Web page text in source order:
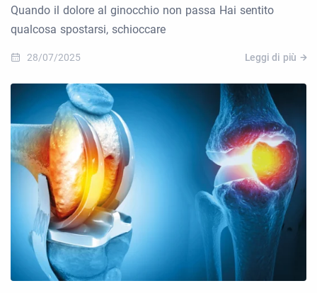
Quando il dolore al ginocchio non passa Hai sentito
qualcosa spostarsi, schioccare
28/07/2025 Leggi di più